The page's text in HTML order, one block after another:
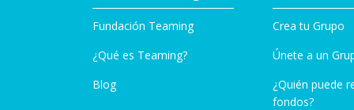
Fundación Teaming
¿Qué es Teaming?
Blog
Crea tu Grupo
Únete a un
¿Quién puede
fondos?